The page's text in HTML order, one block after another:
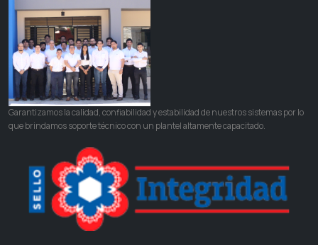
Garantizamos la calidad, confiabilidad y estabilidad de nuestros sistemas por lo
que brindamos soporte técnico con un plantel altamente capacitado.